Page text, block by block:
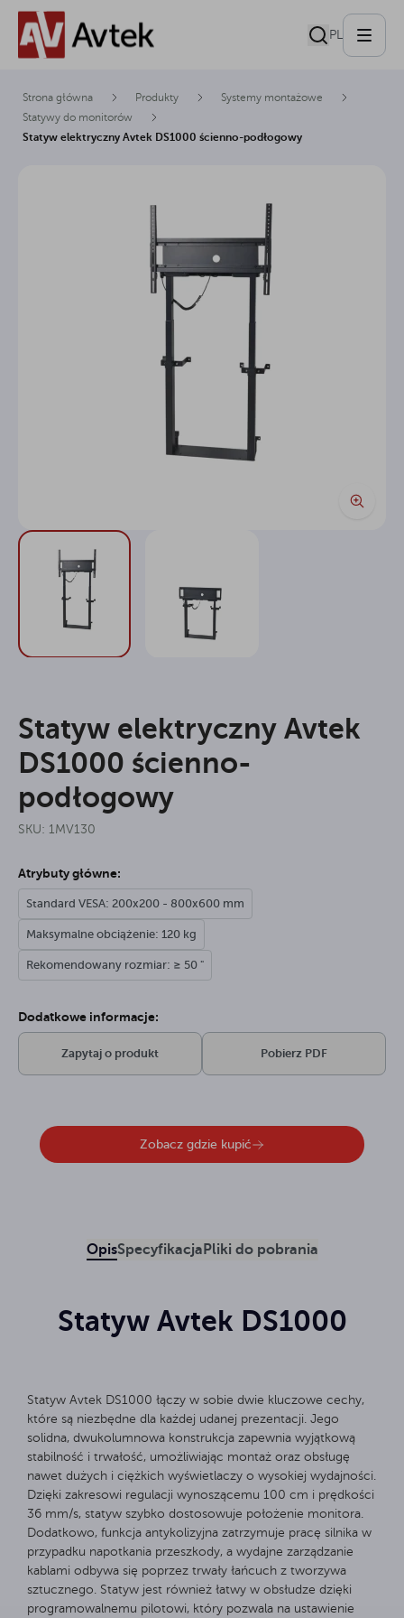
PL
Strona główna Produkty
Systemy montażowe
Statywy do monitorów
Statyw elektryczny Avtek DS1000 ścienno-podłogowy
Statyw elektryczny Avtek
DS1000 ścienno-
podłogowy
SKU: 1MV130
Atrybuty główne:
Standard VESA: 200x200 - 800x600 mm
Maksymalne obciążenie: 120 kg
Rekomendowany rozmiar: ≥ 50 "
Dodatkowe informacje:
Zapytaj o produkt Pobierz PDF
Zobacz gdzie kupić
OpisSpecyfikacja Pliki do pobrania
Statyw Avtek DS1000
Statyw Avtek DS1000 łączy w sobie dwie kluczowe cechy,
które są niezbędne dla każdej udanej prezentacji. Jego
solidna, dwukolumnowa konstrukcja zapewnia wyjątkową
stabilność i trwałość, umożliwiając montaż oraz obsługę
nawet dużych i ciężkich wyświetlaczy o wysokiej wydajności.
Dzięki zakresowi regulacji wynoszącemu 100 cm i prędkości
36 mm/s, statyw szybko dostosowuje położenie monitora.
Dodatkowo, funkcja antykolizyjna zatrzymuje pracę silnika w
przypadku napotkania przeszkody, a wydajne zarządzanie
kablami odbywa się poprzez trwały łańcuch z tworzywa
sztucznego. Statyw jest również łatwy w obsłudze dzięki
programowalnemu pilotowi, który pozwala na ustawienie